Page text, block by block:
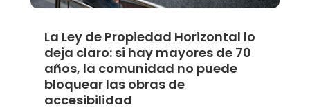
La Ley de Propiedad Horizontal lo
deja claro: si hay mayores de 70
años, la comunidad no puede
bloquear las obras de
accesibilidad